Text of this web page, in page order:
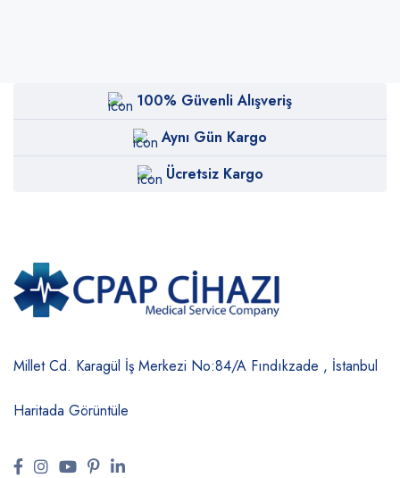
100% Güvenli Alışveriş
Aynı Gün Kargo
Ücretsiz Kargo
Millet Cd. Karagül İş Merkezi No:84/A Fındıkzade , İstanbul
Haritada Görüntüle